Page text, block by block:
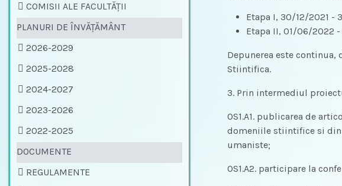
Etapa I, 30/12/2021 -
Etapa II, 01/06/2022
Depunerea este
Stiintifica.
3. Prin intermediul
OS1.A1. publicarea de
domeniile stiintifice si din
umaniste;
OS1.A2. participare la
COMISII ALE FACULTĂŢII
PLANURI DE ÎNVĂŢĂMÂNT
2026-2029
2025-2028
2024-2027
2023-2026
2022-2025
DOCUMENTE
REGULAMENTE